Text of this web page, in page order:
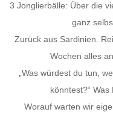
3 Jonglierbälle: Über die
ganz
Zurück aus Sardinien.
Wochen alles
„Was würdest du tun,
könntest?“
Worauf warten wir